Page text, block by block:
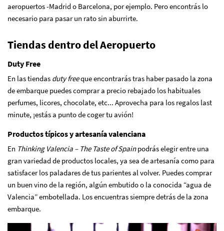
aeropuertos -Madrid o Barcelona, por ejemplo. Pero encontrás lo
necesario para pasar un rato sin aburrirte.
Tiendas dentro del Aeropuerto
Duty Free
En las tiendas duty freeque encontrarás tras haber pasado la zona
de embarque puedes comprar a precio rebajado los habituales
perfumes, licores, chocolate, etc... Aprovecha para los regalos last
minute, ¡estás a punto de coger tu avión!
Productos típicos y artesanía valenciana
En Thinking Valencia – The Taste of Spainpodrás elegir entre una
gran variedad de productos locales, ya sea de artesanía como para
satisfacer los paladares de tus parientes al volver. Puedes comprar
un buen vino de la región, algún embutido o la conocida “agua de
Valencia” embotellada. Los encuentras siempre detrás de la zona
embarque.